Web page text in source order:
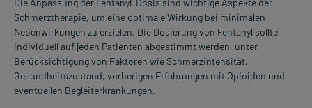
Die Anpassung der Fentanyl-Dosis sind wichtige Aspekte der
Schmerztherapie, um eine optimale Wirkung bei minimalen
Nebenwirkungen zu erzielen. Die Dosierung von Fentanyl sollte
individuell auf jeden Patienten abgestimmt werden, unter
Berücksichtigung von Faktoren wie Schmerzintensität,
Gesundheitszustand, vorherigen Erfahrungen mit Opioiden und
eventuellen Begleiterkrankungen.